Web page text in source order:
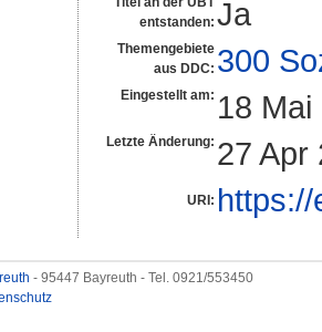
entstanden: Ja
Themengebiete
aus DDC: 300
Eingestellt am: 18
Letzte Änderung: 27 Apr
URI:
- 95447 Bayreuth - Tel. 0921/553450